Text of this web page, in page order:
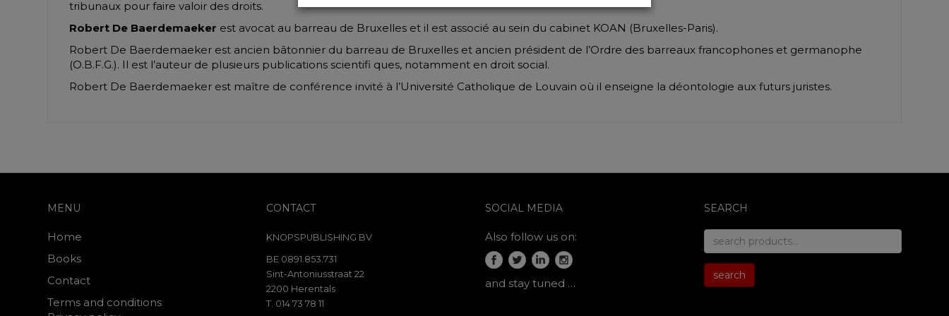
tribunaux pour faire valoir des droits.
Robert De Baerdemaeker est avocat au barreau de Bruxelles et il est associé au sein du cabinet KOAN (Bruxelles-Paris).
Robert De Baerdemaeker est ancien bâtonnier du barreau de Bruxelles et ancien président de l’Ordre des barreaux francophones et germanophe
(O.B.F.G.). Il est l’auteur de plusieurs publications scientifi ques, notamment en droit social.
Robert De Baerdemaeker est maître de conférence invité à l’Université Catholique de Louvain où il enseigne la déontologie aux futurs juristes.
MENU
Home
Books
Contact
Terms and conditions
CONTACT
KNOPSPUBLISHING BV
BE 0891.853.731
Sint-Antoniusstraat 22
2200 Herentals
T. 014 73 78 11
SOCIAL MEDIA
Also follow us on:
and stay tuned …
SEARCH
search
for:
search